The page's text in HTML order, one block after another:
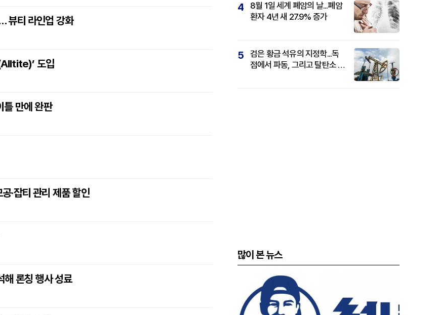
뷰티 라인업 강화
도입
틀 만에 완판
·잡티 관리 제품 할인
해 론칭 행사 성료
4
8월 1일 세계 폐암의 날...폐암
환자 4년 새 27.9% 증가
5
검은 황금 석유의 지정학...독
점에서 파동, 그리고 탈탄소 패
많이 본 뉴스